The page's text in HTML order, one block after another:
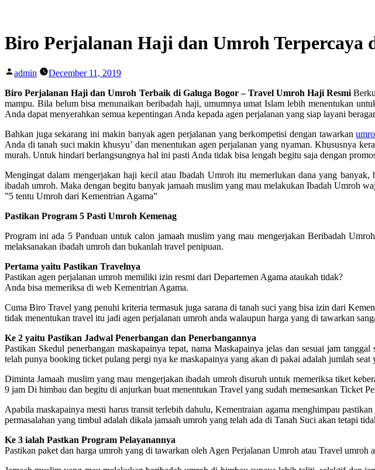
content
Biro Perjalanan Haji dan Umroh Terpercaya
Posted
admin
December 11, 2019
Biro Perjalanan Haji dan Umroh Terbaik di Galuga Bogor – Travel Umroh Haji Resmi
mampu. Bila belum bisa menunaikan beribadah haji, umumnya umat Islam lebih menentukan
Anda dapat menyerahkan semua kepentingan Anda kepada agen perjalanan yang siap layani
Bahkan juga sekarang ini makin banyak agen perjalanan yang berkompetisi dengan tawarkan
Anda di tanah suci makin khusyu’ dan menentukan agen perjalanan yang nyaman. Khususnya
murah. Untuk hindari berlangsungnya hal ini pasti Anda tidak bisa lengah begitu saja dengan
Mengingat dalam mengerjakan haji kecil atau Ibadah Umroh itu memerlukan dana yang
ibadah umroh. Maka dengan begitu banyak jamaah muslim yang mau melakukan Ibadah Umroh
”5 tentu Umroh dari Kementrian Agama”
Pastikan Program 5 Pasti Umroh Kemenag
Program ini ada 5 Panduan untuk calon jamaah muslim yang mau mengerjakan Beribadah
melaksanakan ibadah umroh dan bukanlah travel penipuan.
Pertama yaitu Pastikan Travelnya
Pastikan agen perjalanan umroh memiliki izin resmi dari Departemen Agama ataukah tidak?
Anda bisa memeriksa di web Kementrian Agama.
Cuma Biro Travel yang penuhi kriteria termasuk juga sarana di tanah suci yang bisa izin dari
tidak menentukan travel itu jadi agen perjalanan umroh anda walaupun harga yang di tawarkan
Ke 2 yaitu Pastikan Jadwal Penerbangan dan Penerbangannya
Pastikan Skedul penerbangan maskapainya tepat, nama Maskapainya jelas dan sesuai jam
telah punya booking ticket pulang pergi nya ke maskapainya yang akan di pakai adalah jumlah seat
Diminta Jamaah muslim yang mau mengerjakan ibadah umroh disuruh untuk memeriksa tiket
9 jam Di himbau dan begitu di anjurkan buat menentukan Travel yang sudah memesankan Ticket
Apabila maskapainya mesti harus transit terlebih dahulu, Kementraian agama menghimpau
permasalahan yang timbul adalah dikala jamaah umroh yang telah ada di Tanah Suci akan tetapi
Ke 3 ialah Pastkan Program Pelayanannya
Pastikan paket dan harga umroh yang di tawarkan oleh Agen Perjalanan Umroh atau Travel umroh